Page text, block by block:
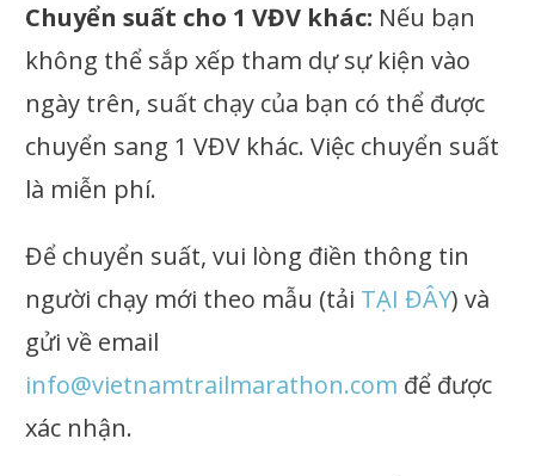
Chuyển suất cho 1 VĐV khác: Nếu bạn
không thể sắp xếp tham dự sự kiện vào
ngày trên, suất chạy của bạn có thể được
chuyển sang 1 VĐV khác. Việc chuyển suất
là miễn phí.
Để chuyển suất, vui lòng điền thông tin
người chạy mới theo mẫu (tải TẠI ĐÂY) và
gửi về email
info@vietnamtrailmarathon.com để được
xác nhận.